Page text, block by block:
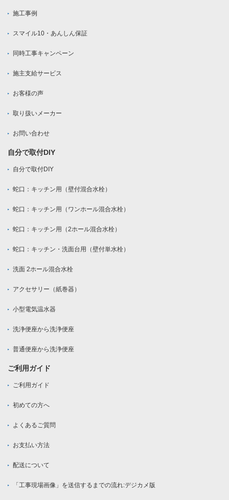
施工事例
スマイル10・あんしん保証
同時工事キャンペーン
施主支給サービス
お客様の声
取り扱いメーカー
お問い合わせ
自分で取付DIY
自分で取付DIY
蛇口：キッチン用（壁付混合水栓）
蛇口：キッチン用（ワンホール混合水栓）
蛇口：キッチン用（2ホール混合水栓）
蛇口：キッチン・洗面台用（壁付単水栓）
洗面 2ホール混合水栓
アクセサリー（紙巻器）
小型電気温水器
洗浄便座から洗浄便座
普通便座から洗浄便座
ご利用ガイド
ご利用ガイド
初めての方へ
よくあるご質問
お支払い方法
配送について
「工事現場画像」を送信するまでの流れ:デジカメ版